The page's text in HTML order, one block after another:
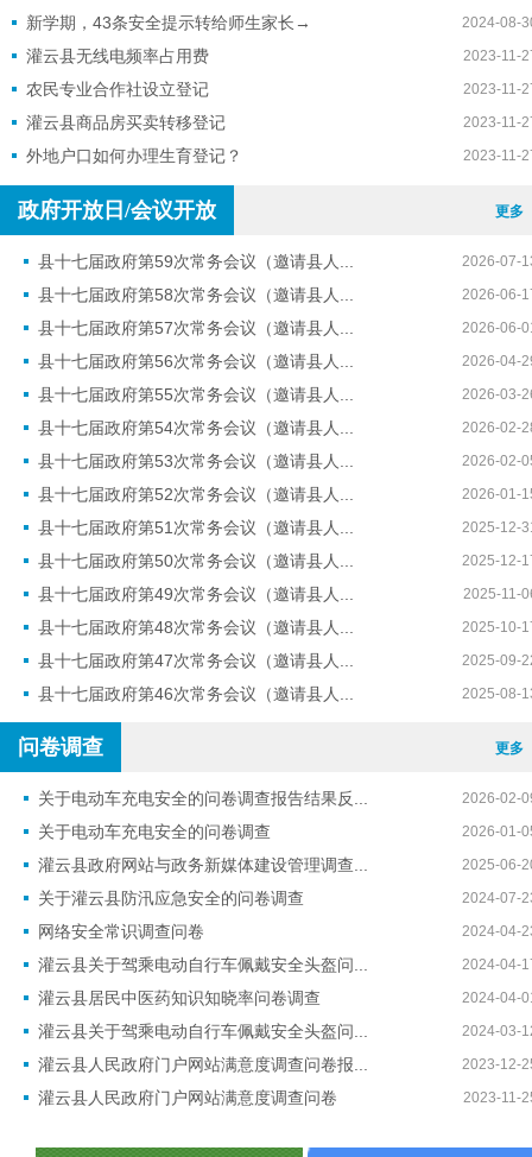
2024-08-
新学期，43条安全提示转给师生家长→
2023-11-
灌云县无线电频率占用费
2023-11-
农民专业合作社设立登记
2023-11-
灌云县商品房买卖转移登记
2023-11-
外地户口如何办理生育登记？
政府开放日/会议开放 更多
2026-07-
县十七届政府第59次常务会议（邀请县人...
2026-06-
县十七届政府第58次常务会议（邀请县人...
2026-06-
县十七届政府第57次常务会议（邀请县人...
2026-04-
县十七届政府第56次常务会议（邀请县人...
2026-03-
县十七届政府第55次常务会议（邀请县人...
2026-02-
县十七届政府第54次常务会议（邀请县人...
2026-02-
县十七届政府第53次常务会议（邀请县人...
2026-01-
县十七届政府第52次常务会议（邀请县人...
2025-12-
县十七届政府第51次常务会议（邀请县人...
2025-12-
县十七届政府第50次常务会议（邀请县人...
2025-11-
县十七届政府第49次常务会议（邀请县人...
2025-10-
县十七届政府第48次常务会议（邀请县人...
2025-09-
县十七届政府第47次常务会议（邀请县人...
2025-08-
县十七届政府第46次常务会议（邀请县人...
问卷调查 更多
2026-02-
关于电动车充电安全的问卷调查报告结果反...
2026-01-
关于电动车充电安全的问卷调查
2025-06-
灌云县政府网站与政务新媒体建设管理调查...
2024-07-
关于灌云县防汛应急安全的问卷调查
2024-04-
网络安全常识调查问卷
2024-04-
灌云县关于驾乘电动自行车佩戴安全头盔问...
2024-04-
灌云县居民中医药知识知晓率问卷调查
2024-03-
灌云县关于驾乘电动自行车佩戴安全头盔问...
2023-12-
灌云县人民政府门户网站满意度调查问卷报...
2023-11-
灌云县人民政府门户网站满意度调查问卷